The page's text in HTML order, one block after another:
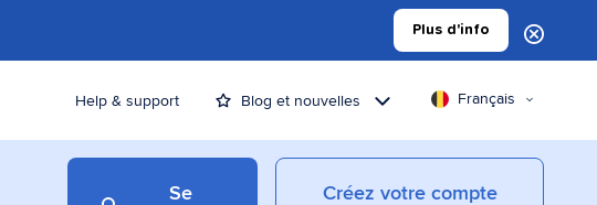
Plus d'info
Help & support Blog et nouvelles Français
Se
Créez votre compte